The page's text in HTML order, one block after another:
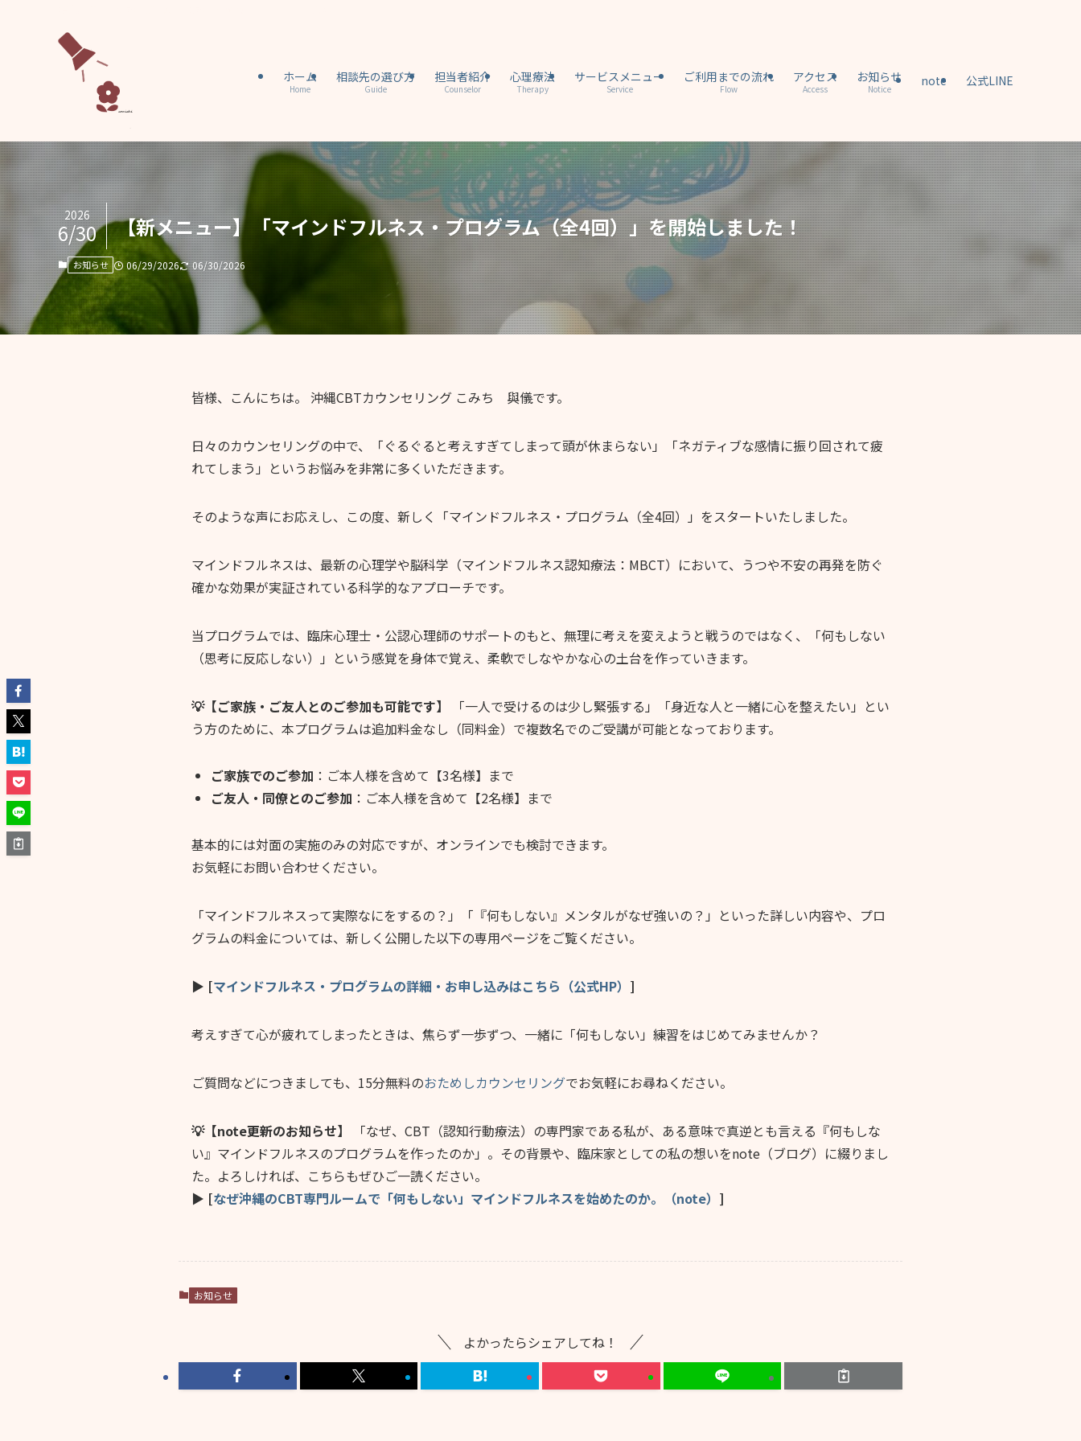
ホーム
Home
相談先の選び方
Guide
担当者紹介
Counselor
心理療法
Therapy
サービスメニュー
Service
ご利用までの流れ
Flow
アクセス
Access
お知らせ
Notice
note 公式LINE
【新メニュー】「マインドフルネス・プログラム（全4回）」を開始しました！
2026
6/30
お知らせ 06/29/2026 06/30/2026
皆様、こんにちは。 沖縄CBTカウンセリング こみち 與儀です。
日々のカウンセリングの中で、「ぐるぐると考えすぎてしまって頭が休まらない」「ネガティブな感情に振り回されて疲
れてしまう」というお悩みを非常に多くいただきます。
そのような声にお応えし、この度、新しく「マインドフルネス・プログラム（全4回）」をスタートいたしました。
マインドフルネスは、最新の心理学や脳科学（マインドフルネス認知療法：MBCT）において、うつや不安の再発を防ぐ
確かな効果が実証されている科学的なアプローチです。
当プログラムでは、臨床心理士・公認心理師のサポートのもと、無理に考えを変えようと戦うのではなく、「何もしない
（思考に反応しない）」という感覚を身体で覚え、柔軟でしなやかな心の土台を作っていきます。
💡【ご家族・ご友人とのご参加も可能です】
「一人で受けるのは少し緊張する」「身近な人と一緒に心を整えたい」とい
う方のために、本プログラムは追加料金なし（同料金）で複数名でのご受講が可能となっております。
ご家族でのご参加 ：ご本人様を含めて【3名様】まで
ご友人・同僚とのご参加 ：ご本人様を含めて【2名様】まで
基本的には対面の実施のみの対応ですが、オンラインでも検討できます。
お気軽にお問い合わせください。
「マインドフルネスって実際なにをするの？」「『何もしない』メンタルがなぜ強いの？」といった詳しい内容や、プロ
グラムの料金については、新しく公開した以下の専用ページをご覧ください。
▶ [マインドフルネス・プログラムの詳細・お申し込みはこちら（公式HP） ]
考えすぎて心が疲れてしまったときは、焦らず一歩ずつ、一緒に「何もしない」練習をはじめてみませんか？
ご質問などにつきましても、15分無料のおためしカウンセリングでお気軽にお尋ねください。
💡【note更新のお知らせ】
「なぜ、CBT（認知行動療法）の専門家である私が、ある意味で真逆とも言える『何もしな
い』マインドフルネスのプログラムを作ったのか」。その背景や、臨床家としての私の想いをnote（ブログ）に綴りまし
た。よろしければ、こちらもぜひご一読ください。
▶ [なぜ沖縄のCBT専門ルームで「何もしない」マインドフルネスを始めたのか。（note） ]
お知らせ
よかったらシェアしてね！